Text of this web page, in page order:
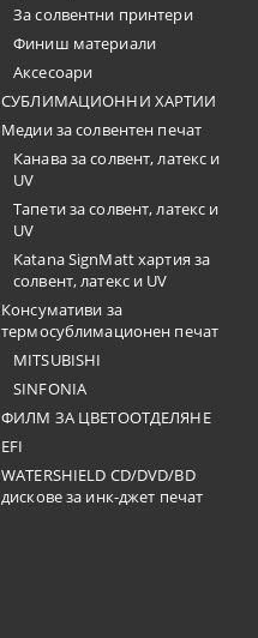
За солвентни принтери
Финиш материали
Аксесоари
СУБЛИМАЦИОННИ ХАРТИИ
Медии за солвентен печат
Канава за солвент, латекс и
UV
Тапети за солвент, латекс и
UV
Katana SignMatt хартия за
солвент, латекс и UV
Консумативи за
термосублимационен печат
MITSUBISHI
SINFONIA
ФИЛМ ЗА ЦВЕТООТДЕЛЯНЕ
EFI
WATERSHIELD CD/DVD/BD
дискове за инк-джет печат